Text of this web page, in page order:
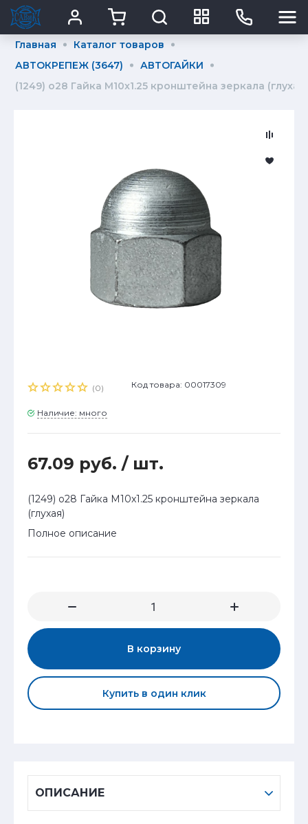
Главная
Каталог товаров
АВТОКРЕПЕЖ (3647)
АВТОГАЙКИ
(1249) о28 Гайка М10x1.25 кронштейна зеркала (глухая)
(0) Код товара: 00017309
Наличие: много
67.09 руб. / шт.
(1249) о28 Гайка М10x1.25 кронштейна зеркала
(глухая)
Полное описание
В корзину
Купить в один клик
ОПИСАНИЕ